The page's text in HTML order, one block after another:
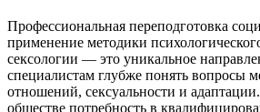
Профессиональная переподготовка
применение методики
сексологии — это уникальное
специалистам глубже понять вопросы
отношений, сексуальности и
обществе потребность в